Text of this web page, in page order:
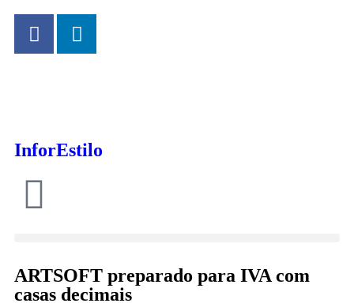
InforEstilo
ARTSOFT preparado para IVA com
casas decimais